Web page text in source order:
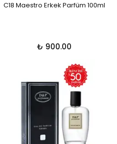
C18 Maestro Erkek Parfüm 100ml
₺ 900.00